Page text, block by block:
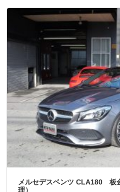
メルセデスベンツ CLA180 板
理）